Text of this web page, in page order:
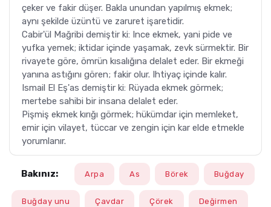
çeker ve fakir düşer. Bakla unundan yapılmış ekmek;
aynı şekilde üzüntü ve zaruret işaretidir.
Cabir'ül Mağribi demiştir ki: Ince ekmek, yani pide ve
yufka yemek; iktidar içinde yaşamak, zevk sürmektir. Bir
rivayete göre, ömrün kısalığına delalet eder. Bir ekmeği
yanına astığını gören; fakir olur. Ihtiyaç içinde kalır.
Ismail El Eş'as demiştir ki: Rüyada ekmek görmek;
mertebe sahibi bir insana delalet eder.
Pişmiş ekmek kırığı görmek; hükümdar için memleket,
emir için vilayet, tüccar ve zengin için kar elde etmekle
yorumlanır.
Bakınız: Arpa As Börek Buğday
Buğday unu Çavdar Çörek Değirmen